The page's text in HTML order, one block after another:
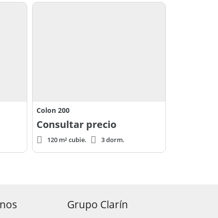
Colon 200
Consultar precio
120 m² cubie. 3 dorm.
Grupo Clarín